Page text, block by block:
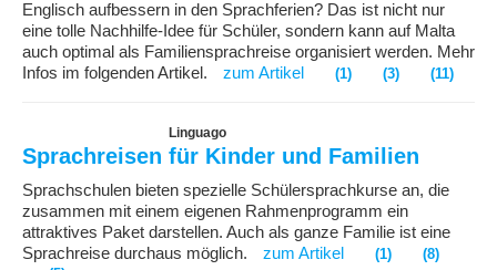
Englisch aufbessern in den Sprachferien? Das ist nicht nur
eine tolle Nachhilfe-Idee für Schüler, sondern kann auf Malta
auch optimal als Familiensprachreise organisiert werden. Mehr
Infos im folgenden Artikel.
zum Artikel (1) (3) (11)
Linguago
Sprachreisen für Kinder und Familien
Sprachschulen bieten spezielle Schülersprachkurse an, die
zusammen mit einem eigenen Rahmenprogramm ein
attraktives Paket darstellen. Auch als ganze Familie ist eine
Sprachreise durchaus möglich.
zum Artikel (1)
(8)